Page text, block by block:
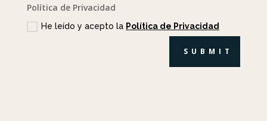
Política de Privacidad
He leído y acepto la Política de Privacidad
SUBMIT